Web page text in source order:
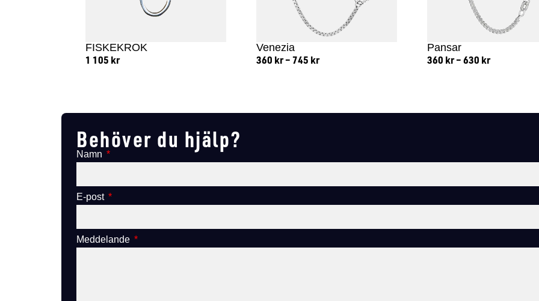
FISKEKROK
1 105 kr
Venezia
360 kr –745 kr
Pansar
360 kr –630 kr
Behöver du hjälp?
Namn
E-post
Meddelande